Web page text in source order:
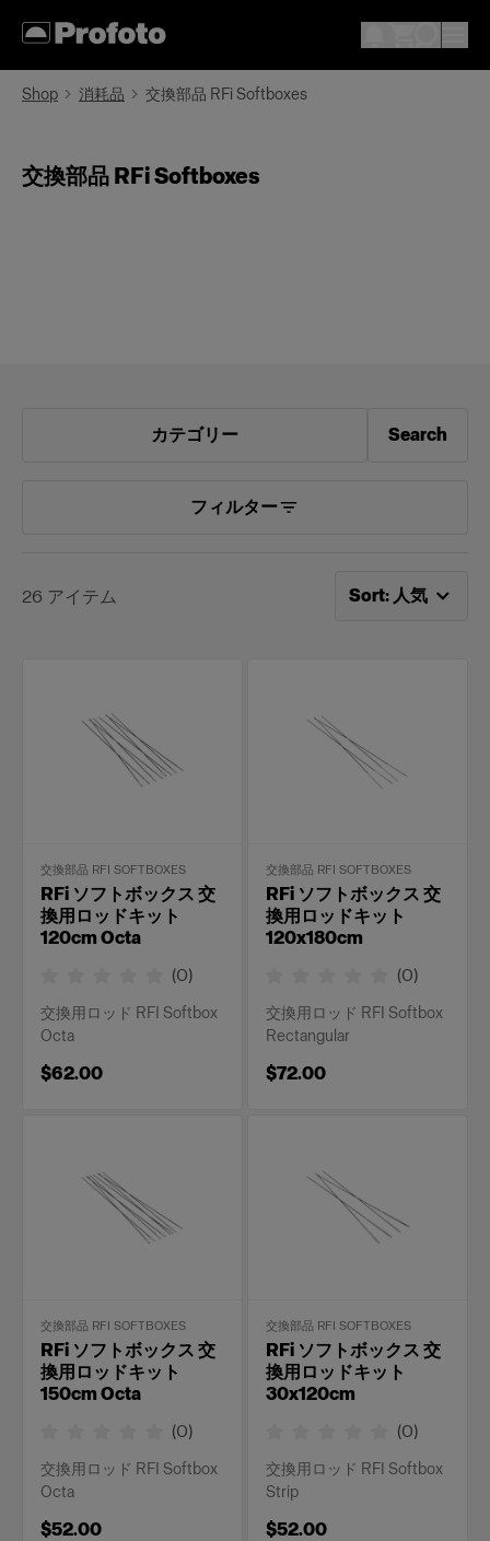
Shop 消耗品 交換部品 RFi Softboxes
交換部品 RFi Softboxes
カテゴリー Search
フィルター
26 アイテム
次で並べ替え：
Sort: 人気
交換部品 RFI SOFTBOXES
RFi ソフトボックス 交
換用ロッドキット
120cm Octa
(0)
交換用ロッド RFI Softbox
Octa
$62.00
交換部品 RFI SOFTBOXES
RFi ソフトボックス 交
換用ロッドキット
120x180cm
(0)
交換用ロッド RFI Softbox
Rectangular
$72.00
交換部品 RFI SOFTBOXES
RFi ソフトボックス 交
換用ロッドキット
150cm Octa
(0)
交換用ロッド RFI Softbox
Octa
$52.00
交換部品 RFI SOFTBOXES
RFi ソフトボックス 交
換用ロッドキット
30x120cm
(0)
交換用ロッド RFI Softbox
Strip
$52.00